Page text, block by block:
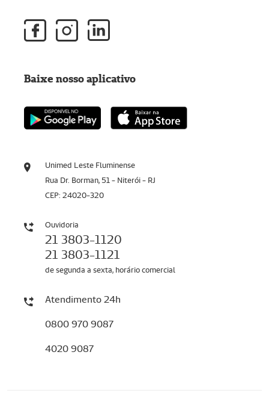
Unimed Leste Fluminense
Rua Dr. Borman, 51 - Niterói - RJ
CEP: 24020-320
Ouvidoria
21 3803-1120
21 3803-1121
de segunda a sexta, horário comercial
Atendimento 24h
0800 970 9087
4020 9087
Baixe nosso aplicativo